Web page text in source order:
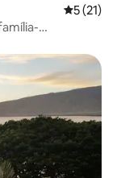
5 de uma
5 (21)